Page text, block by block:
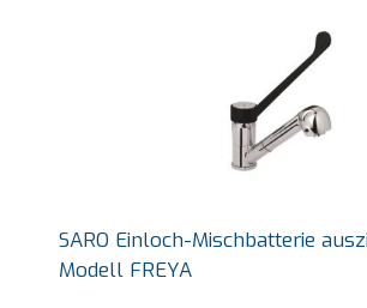
SARO Einloch-Mischbatterie
Modell FREYA